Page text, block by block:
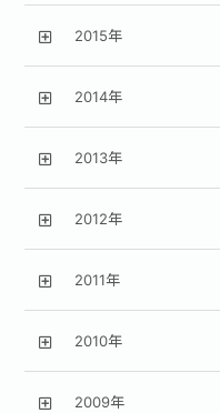
2015年
2014年
2013年
2012年
2011年
2010年
2009年